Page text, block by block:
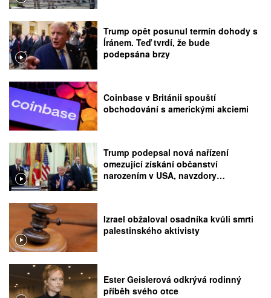
Trump opět posunul termín dohody s
Íránem. Teď tvrdí, že bude
podepsána brzy
Coinbase v Británii spouští
obchodování s americkými akciemi
Trump podepsal nová nařízení
omezující získání občanství
narozením v USA, navzdory
Izrael obžaloval osadníka kvůli smrti
palestinského aktivisty
Ester Geislerová odkrývá rodinný
příběh svého otce